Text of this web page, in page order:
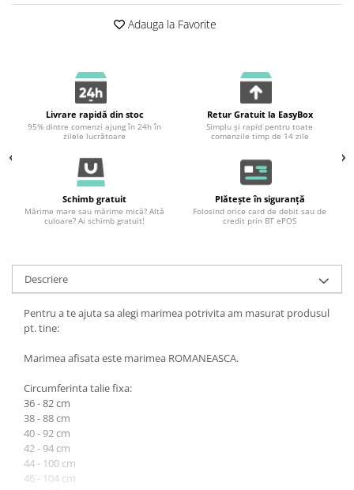
Adauga la Favorite
Livrare rapidă din stoc
95% dintre comenzi ajung în 24h în
zilele lucrătoare
Retur Gratuit la EasyBox
Simplu și rapid pentru toate
comenzile timp de 14 zile
Schimb gratuit
Mărime mare sau mărime mică? Altă
culoare? Ai schimb gratuit!
Plătește în siguranță
Folosind orice card de debit sau de
credit prin BT ePOS
Descriere
Pentru a te ajuta sa alegi marimea potrivita am masurat produsul
pt. tine:
Marimea afisata este marimea ROMANEASCA.
Circumferinta talie fixa:
36 - 82 cm
38 - 88 cm
40 - 92 cm
42 - 94 cm
44 - 100 cm
46 - 104 cm